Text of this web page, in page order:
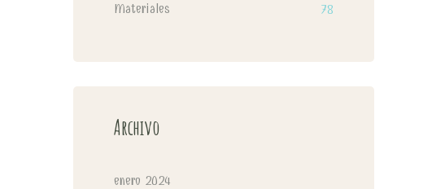
Materiales 78
Archivo
enero 2024